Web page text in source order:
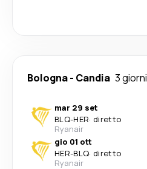
Bologna- Candia 3 giorni
mar 29 set
BLQ-HER· diretto
Ryanair
gio 01 ott
HER-BLQ· diretto
Ryanair